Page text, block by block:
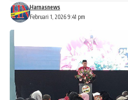
Februari 1, 2026 9:41 pm
Harnasnews